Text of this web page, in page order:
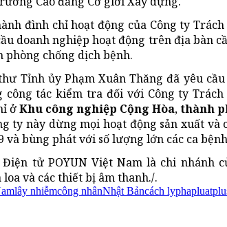
đình chỉ hoạt động của Công ty
doanh nghiệp hoạt động trên địa bàn
phòng chống dịch bệnh.
Tỉnh ủy Phạm Xuân Thăng đã yêu cầu
tác kiểm tra đối với Công ty
ởKhu công nghiệp Cộng Hòa,thành
ty này dừng mọi hoạt động sản xuất và
bùng phát với số lượng lớn các ca
tử POYUN Việt Nam là chi nhánh
và các thiết bị âm thanh./.
lây nhiễmcông nhânNhật Bảncách ly